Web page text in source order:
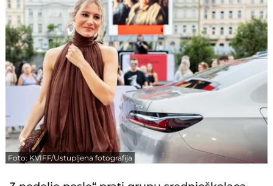
Foto: KVIFF/Ustupljena fotografija